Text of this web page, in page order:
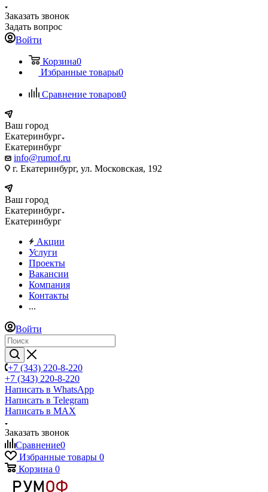
Заказать звонок
Задать вопрос
Войти
Корзина0
Избранные товары0
Сравнение товаров0
Ваш город
Екатеринбург
Екатеринбург
info@rumof.ru
г. Екатеринбург, ул. Московская, 192
Ваш город
Екатеринбург
Екатеринбург
Акции
Услуги
Проекты
Вакансии
Компания
Контакты
...
Войти
+7 (343) 220-8-220
+7 (343) 220-8-220
Написать в WhatsApp
Написать в Telegram
Написать в MAX
Заказать звонок
Сравнение0
Избранные товары 0
Корзина 0